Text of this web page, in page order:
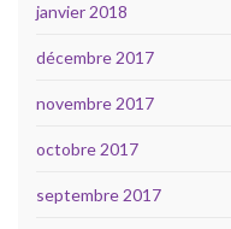
janvier 2018
décembre 2017
novembre 2017
octobre 2017
septembre 2017